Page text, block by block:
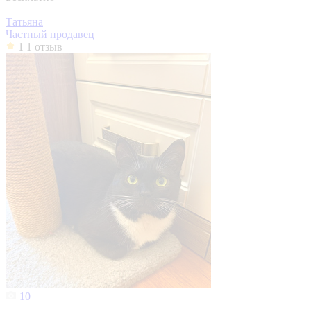
Татьяна
Частный продавец
1 1 отзыв
10